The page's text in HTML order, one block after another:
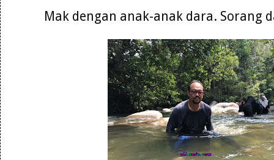
Mak dengan anak-anak dara. Sorang